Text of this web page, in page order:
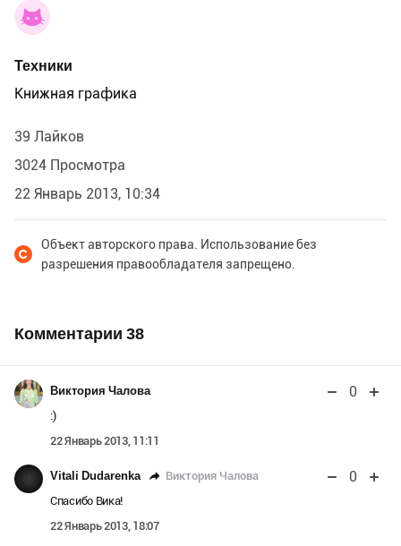
Техники
Книжная графика
39 Лайков
3024 Просмотра
22 Январь 2013, 10:34
Объект авторского права. Использование без
разрешения правообладателя запрещено.
Комментарии 38
Виктория Чалова 0
:)
22 Январь 2013, 11:11
Vitali Dudarenka Виктория Чалова 0
Спасибо Вика!
22 Январь 2013, 18:07